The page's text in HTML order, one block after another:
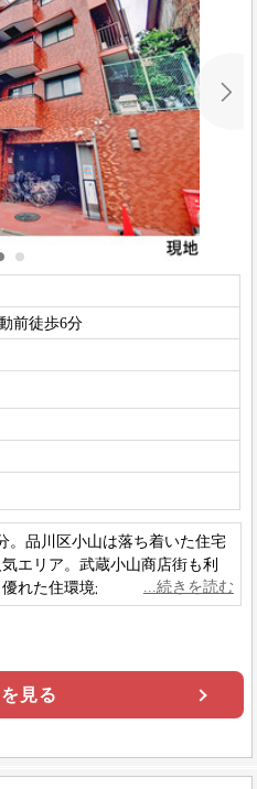
前徒歩6分
。品川区小山は落ち着いた住宅
エリア。武蔵小山商店街も利
れた住環境が魅力です。
見る